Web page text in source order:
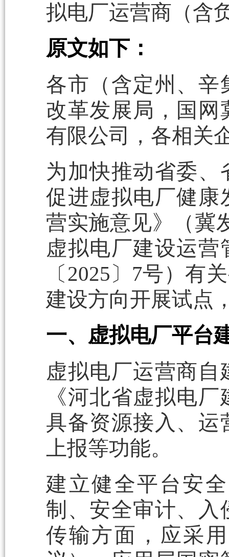
拟电厂运营商（含
原文如下：
各市（含定州、辛
改革发展局，国网
有限公司，各相关
为加快推动省委
促进虚拟电厂健康
营实施意见》（冀
虚拟电厂建设运
〔2025〕7号）有
建设方向开展试点
一、虚拟电厂平台
虚拟电厂运营商
《河北省虚拟电
具备资源接入、运
上报等功能。
建立健全平台安
制、安全审计、入
传输方面，应采